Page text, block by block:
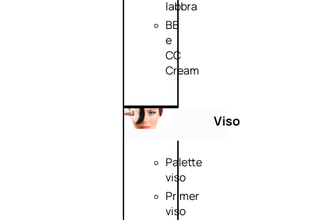
labbra
BB
e
CC
Cream
Viso
Palette
viso
Primer
viso